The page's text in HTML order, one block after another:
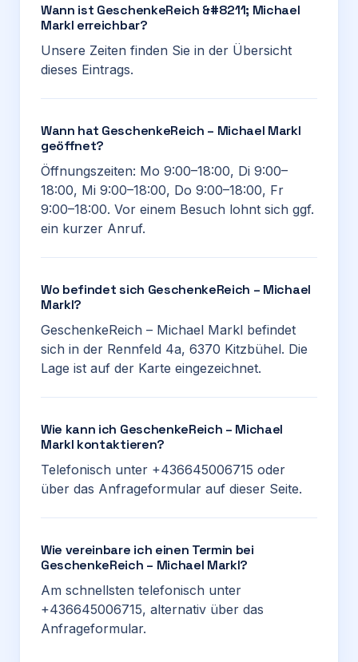
Wann ist GeschenkeReich &#8211; Michael
Markl erreichbar?
Unsere Zeiten finden Sie in der Übersicht
dieses Eintrags.
Wann hat GeschenkeReich – Michael Markl
geöffnet?
Öffnungszeiten: Mo 9:00–18:00, Di 9:00–
18:00, Mi 9:00–18:00, Do 9:00–18:00, Fr
9:00–18:00. Vor einem Besuch lohnt sich ggf.
ein kurzer Anruf.
Wo befindet sich GeschenkeReich – Michael
Markl?
GeschenkeReich – Michael Markl befindet
sich in der Rennfeld 4a, 6370 Kitzbühel. Die
Lage ist auf der Karte eingezeichnet.
Wie kann ich GeschenkeReich – Michael
Markl kontaktieren?
Telefonisch unter +436645006715 oder
über das Anfrageformular auf dieser Seite.
Wie vereinbare ich einen Termin bei
GeschenkeReich – Michael Markl?
Am schnellsten telefonisch unter
+436645006715, alternativ über das
Anfrageformular.